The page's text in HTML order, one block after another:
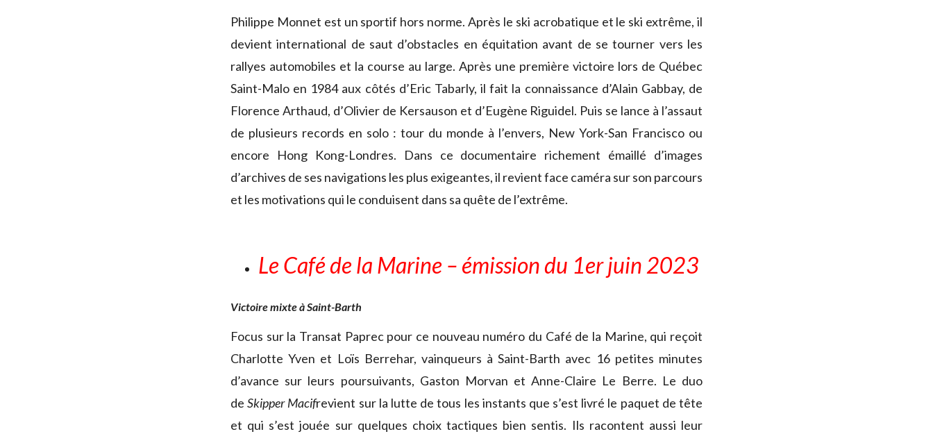
Philippe Monnet est un sportif hors norme. Après le ski acrobatique et le ski extrême, il
devient international de saut d’obstacles en équitation avant de se tourner vers les
rallyes automobiles et la course au large. Après une première victoire lors de Québec
Saint-Malo en 1984 aux côtés d’Eric Tabarly, il fait la connaissance d’Alain Gabbay, de
Florence Arthaud, d’Olivier de Kersauson et d’Eugène Riguidel. Puis se lance à l’assaut
de plusieurs records en solo : tour du monde à l’envers, New York-San Francisco ou
encore Hong Kong-Londres. Dans ce documentaire richement émaillé d’images
d’archives de ses navigations les plus exigeantes, il revient face caméra sur son parcours
et les motivations qui le conduisent dans sa quête de l’extrême.
Le Café de la Marine – émission du 1er juin 2023
Victoire mixte à Saint-Barth
Focus sur la Transat Paprec pour ce nouveau numéro du Café de la Marine, qui reçoit
Charlotte Yven et Loïs Berrehar, vainqueurs à Saint-Barth avec 16 petites minutes
d’avance sur leurs poursuivants, Gaston Morvan et Anne-Claire Le Berre. Le duo
deSkipper Macifrevient sur la lutte de tous les instants que s’est livré le paquet de tête
et qui s’est jouée sur quelques choix tactiques bien sentis. Ils racontent aussi leur